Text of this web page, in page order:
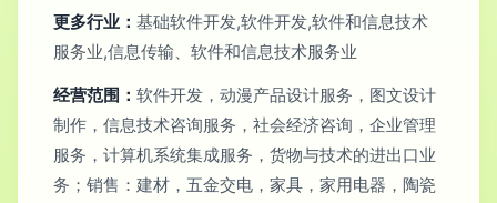
更多行业： 基础软件开发,软件开发,软件和信息技术
服务业,信息传输、软件和信息技术服务业
经营范围： 软件开发，动漫产品设计服务，图文设计
制作，信息技术咨询服务，社会经济咨询，企业管理
服务，计算机系统集成服务，货物与技术的进出口业
务；销售：建材，五金交电，家具，家用电器，陶瓷